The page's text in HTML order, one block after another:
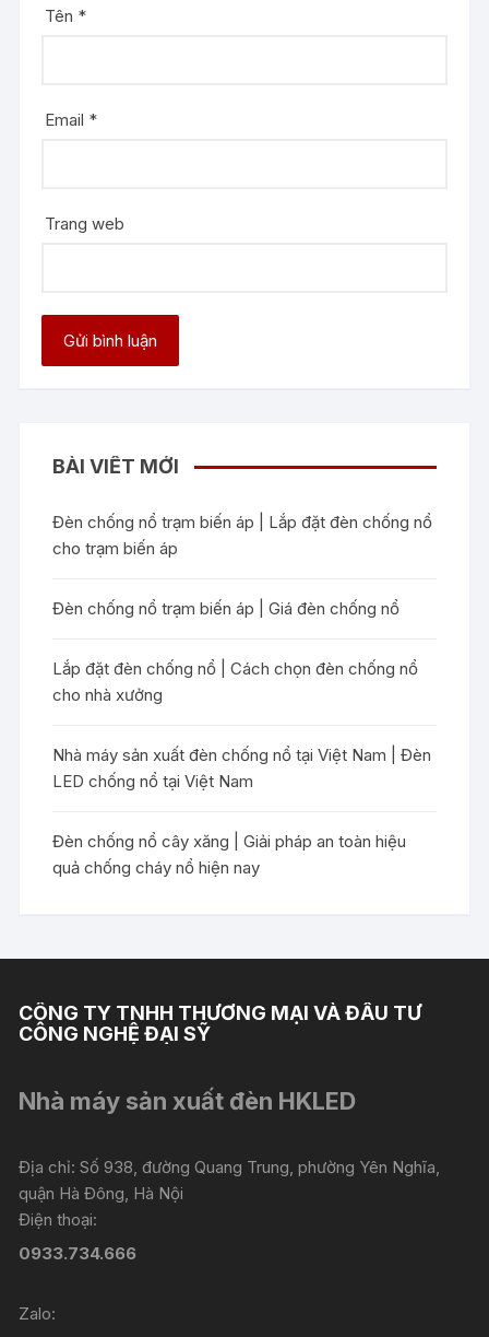
Tên *
Email *
Trang web
BÀI VIẾT MỚI
Đèn chống nổ trạm biến áp | Lắp đặt đèn chống nổ
cho trạm biến áp
Đèn chống nổ trạm biến áp | Giá đèn chống nổ
Lắp đặt đèn chống nổ | Cách chọn đèn chống nổ
cho nhà xưởng
Nhà máy sản xuất đèn chống nổ tại Việt Nam | Đèn
LED chống nổ tại Việt Nam
Đèn chống nổ cây xăng | Giải pháp an toàn hiệu
quả chống cháy nổ hiện nay
CÔNG TY TNHH THƯƠNG MẠI VÀ ĐẦU TƯ
CÔNG NGHỆ ĐẠI SỸ
Nhà máy sản xuất đèn HKLED
Địa chỉ: Số 938, đường Quang Trung, phường Yên Nghĩa,
quận Hà Đông, Hà Nội
Điện thoại:
0933.734.666
Zalo: